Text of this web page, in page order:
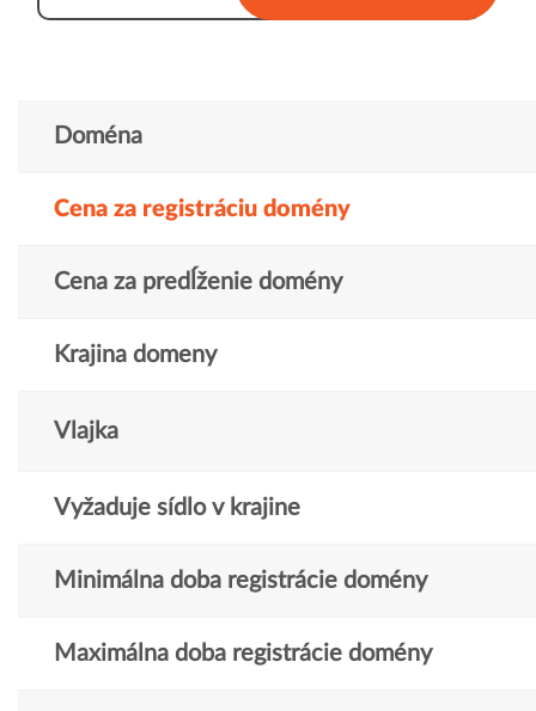
Doména
Cena za registráciu domény
Cena za predĺženie domény
Krajina domeny
Vlajka
Vyžaduje sídlo v krajine
Minimálna doba registrácie domény
Maximálna doba registrácie domény